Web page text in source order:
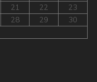
21 22
23
28 29
30